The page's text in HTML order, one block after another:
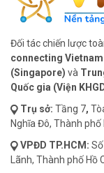
Đối tác chiến lược
connecting
(Singapore) và
Quốc gia (Viện
Trụ sở: Tầng 7,
Nghĩa Đô, Thành phố
VPĐD TP.HCM:
Lãnh, Thành phố Hồ